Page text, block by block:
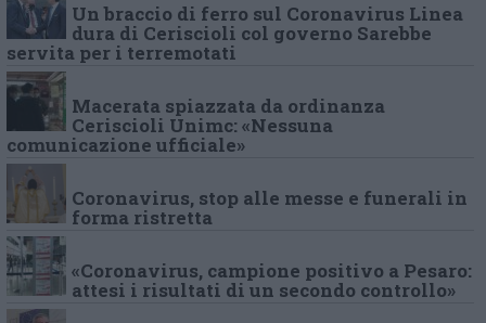
Un braccio di ferro sul Coronavirus Linea
dura di Ceriscioli col governo Sarebbe
servita per i terremotati
Macerata spiazzata da ordinanza
Ceriscioli Unimc: «Nessuna
comunicazione ufficiale»
Coronavirus, stop alle messe e funerali in
forma ristretta
«Coronavirus, campione positivo a Pesaro:
attesi i risultati di un secondo controllo»